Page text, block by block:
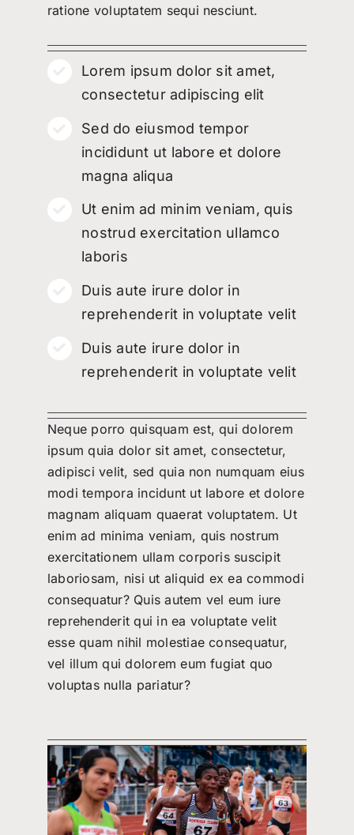
ratione voluptatem sequi nesciunt.
Lorem ipsum dolor sit amet,
consectetur adipiscing elit
Sed do eiusmod tempor
incididunt ut labore et dolore
magna aliqua
Ut enim ad minim veniam, quis
nostrud exercitation ullamco
laboris
Duis aute irure dolor in
reprehenderit in voluptate velit
Duis aute irure dolor in
reprehenderit in voluptate velit
Neque porro quisquam est, qui dolorem
ipsum quia dolor sit amet, consectetur,
adipisci velit, sed quia non numquam eius
modi tempora incidunt ut labore et dolore
magnam aliquam quaerat voluptatem. Ut
enim ad minima veniam, quis nostrum
exercitationem ullam corporis suscipit
laboriosam, nisi ut aliquid ex ea commodi
consequatur? Quis autem vel eum iure
reprehenderit qui in ea voluptate velit
esse quam nihil molestiae consequatur,
vel illum qui dolorem eum fugiat quo
voluptas nulla pariatur?